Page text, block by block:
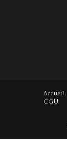
Accueil
CGU